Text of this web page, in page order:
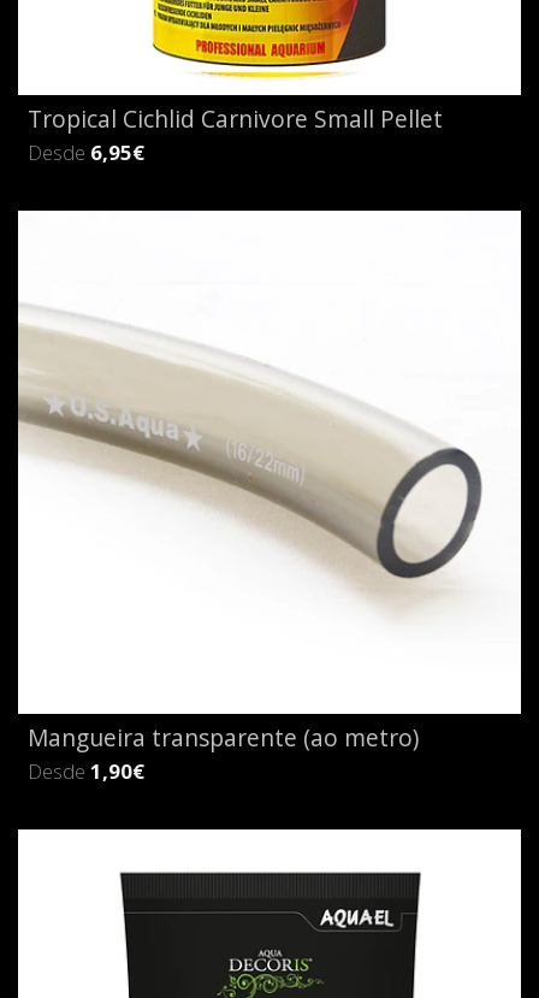
Tropical Cichlid Carnivore Small Pellet
Desde 6,95€
Mangueira transparente (ao metro)
Desde 1,90€